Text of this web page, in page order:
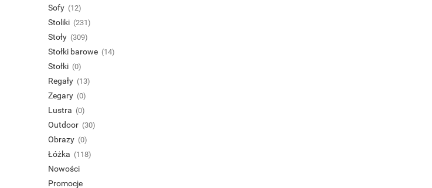
Sofy (12)
Stoliki (231)
Stoły (309)
Stołki barowe (14)
Stołki (0)
Regały (13)
Zegary (0)
Lustra (0)
Outdoor (30)
Obrazy (0)
Łóżka (118)
Nowości
Promocje